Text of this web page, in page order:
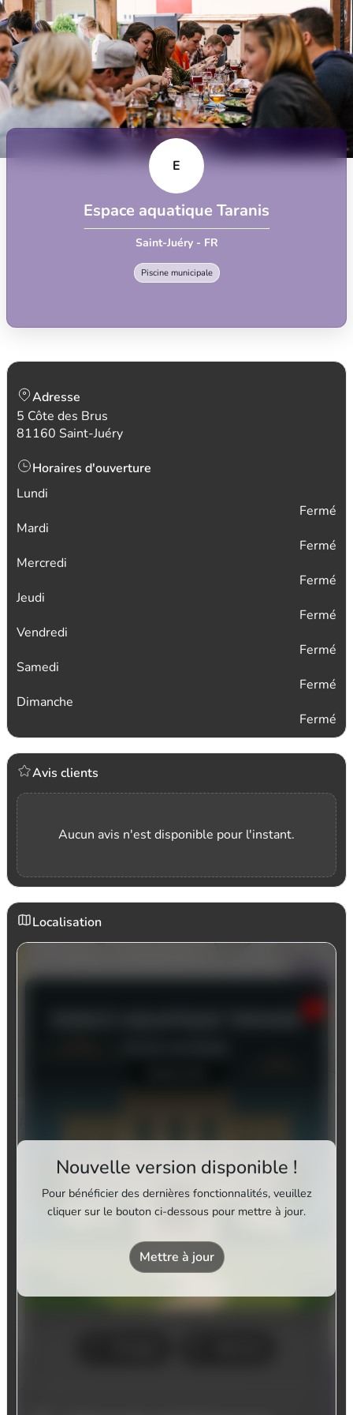
E
Espace aquatique Taranis
Saint-Juéry - FR
Piscine municipale
Adresse
5 Côte des Brus
81160 Saint-Juéry
Horaires d'ouverture
Lundi
Fermé
Mardi
Fermé
Mercredi
Fermé
Jeudi
Fermé
Vendredi
Fermé
Samedi
Fermé
Dimanche
Fermé
Avis clients
Aucun avis n'est disponible pour l'instant.
Localisation